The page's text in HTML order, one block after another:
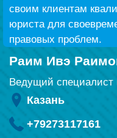
своим клиентам
юриста для
правовых проблем.
Раим Ивэ
Ведущий специалист
Казань
+79273117161